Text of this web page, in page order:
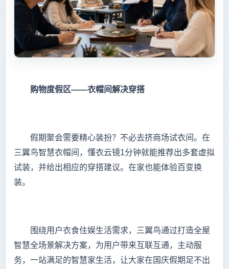
购物度假区——衣帽间解决穿搭
假期聚会需要精心装扮？不必去挤商场试衣间。在
三翼鸟智慧衣帽间，懂衣云镜1分钟就能推荐出多套虚拟
试装，并给出相应的穿搭建议。在家也能体验百变换
装。
围绕用户衣食住娱生活需求，三翼鸟通过打造全屋
智慧全场景解决方案，为用户带来互联互通，主动服
务，一站满足的智慧家生活，让大家在国庆假期足不出